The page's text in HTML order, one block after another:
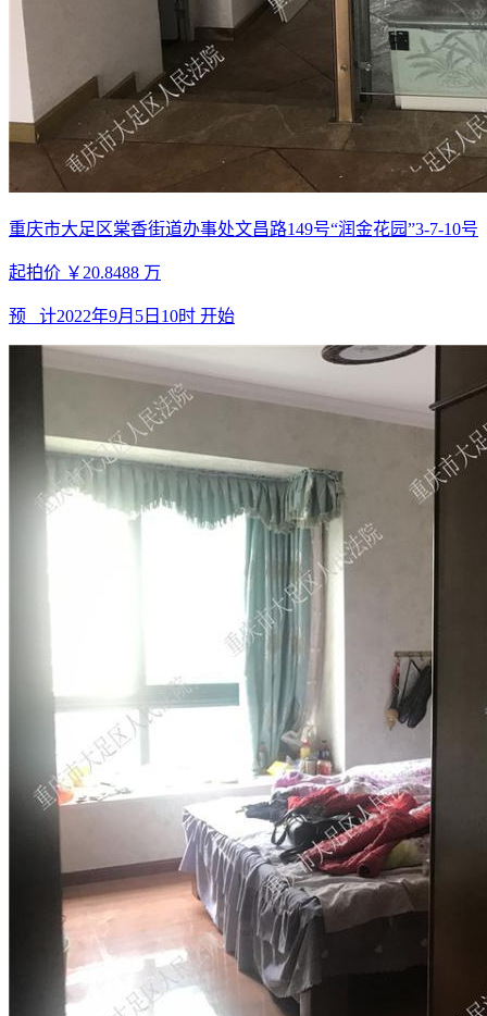
重庆市大足区棠香街道办事处文昌路149号“润金花园”3-7-10号
起拍价 ￥20.8488 万
预 计2022年9月5日10时 开始